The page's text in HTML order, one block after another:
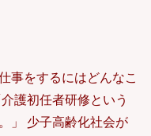
事をするにはどんなこ
護初任者研修という
」 少子高齢化社会が